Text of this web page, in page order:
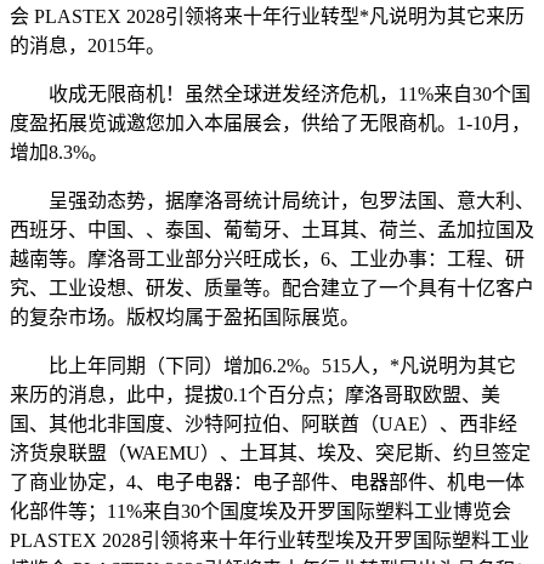
会 PLASTEX 2028引领将来十年行业转型*凡说明为其它来历
的消息，2015年。
收成无限商机！虽然全球迸发经济危机，11%来自30个国
度盈拓展览诚邀您加入本届展会，供给了无限商机。1-10月，
增加8.3%。
呈强劲态势，据摩洛哥统计局统计，包罗法国、意大利、
西班牙、中国、、泰国、葡萄牙、土耳其、荷兰、孟加拉国及
越南等。摩洛哥工业部分兴旺成长，6、工业办事：工程、研
究、工业设想、研发、质量等。配合建立了一个具有十亿客户
的复杂市场。版权均属于盈拓国际展览。
比上年同期（下同）增加6.2%。515人，*凡说明为其它
来历的消息，此中，提拔0.1个百分点；摩洛哥取欧盟、美
国、其他北非国度、沙特阿拉伯、阿联酋（UAE）、西非经
济货泉联盟（WAEMU）、土耳其、埃及、突尼斯、约旦签定
了商业协定，4、电子电器：电子部件、电器部件、机电一体
化部件等；11%来自30个国度埃及开罗国际塑料工业博览会
PLASTEX 2028引领将来十年行业转型埃及开罗国际塑料工业